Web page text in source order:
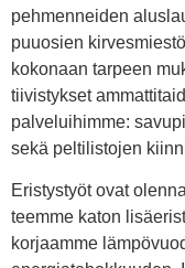
pehmenneiden
puuosien
kokonaan tarpeen
tiivistykset
palveluihimme:
sekä peltilistojen
Eristystyöt ovat
teemme katon
korjaamme